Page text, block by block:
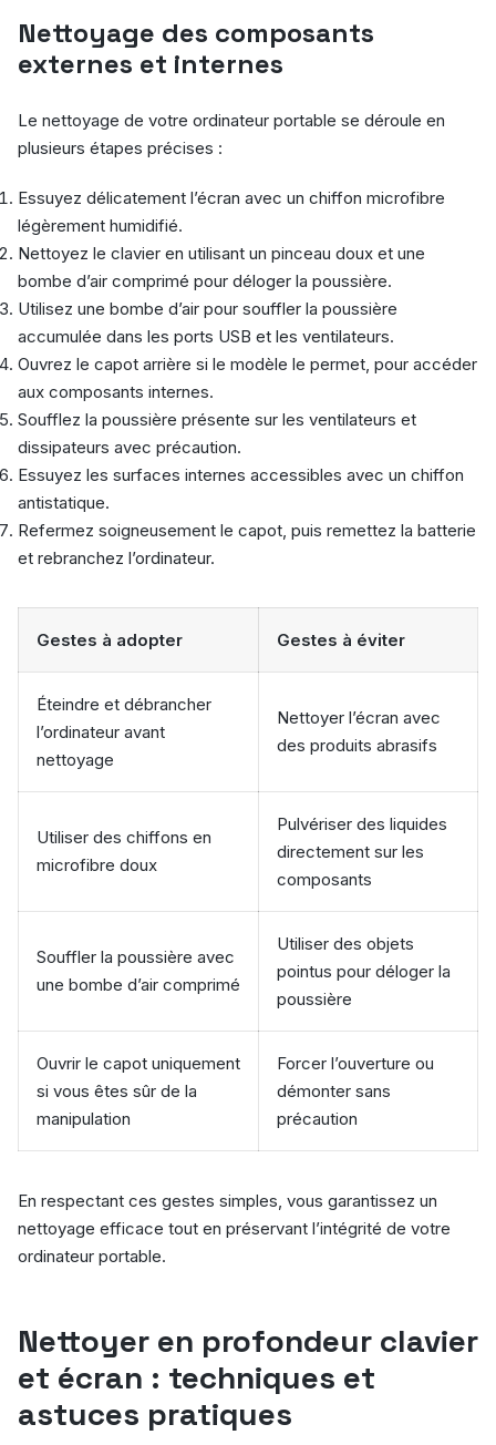
Nettoyage des composants
externes et internes
Le nettoyage de votre ordinateur portable se déroule en
plusieurs étapes précises :
Essuyez délicatement l’écran avec un chiffon microfibre
légèrement humidifié.
Nettoyez le clavier en utilisant un pinceau doux et une
bombe d’air comprimé pour déloger la poussière.
Utilisez une bombe d’air pour souffler la poussière
accumulée dans les ports USB et les ventilateurs.
Ouvrez le capot arrière si le modèle le permet, pour accéder
aux composants internes.
Soufflez la poussière présente sur les ventilateurs et
dissipateurs avec précaution.
Essuyez les surfaces internes accessibles avec un chiffon
antistatique.
Refermez soigneusement le capot, puis remettez la batterie
et rebranchez l’ordinateur.
Gestes à adopter Gestes à éviter
Éteindre et débrancher
l’ordinateur avant
nettoyage
Nettoyer l’écran avec
des produits abrasifs
Utiliser des chiffons en
microfibre doux
Pulvériser des liquides
directement sur les
composants
Souffler la poussière avec
une bombe d’air comprimé
Utiliser des objets
pointus pour déloger la
poussière
Ouvrir le capot uniquement
si vous êtes sûr de la
manipulation
Forcer l’ouverture ou
démonter sans
précaution
En respectant ces gestes simples, vous garantissez un
nettoyage efficace tout en préservant l’intégrité de votre
ordinateur portable.
Nettoyer en profondeur clavier
et écran : techniques et
astuces pratiques